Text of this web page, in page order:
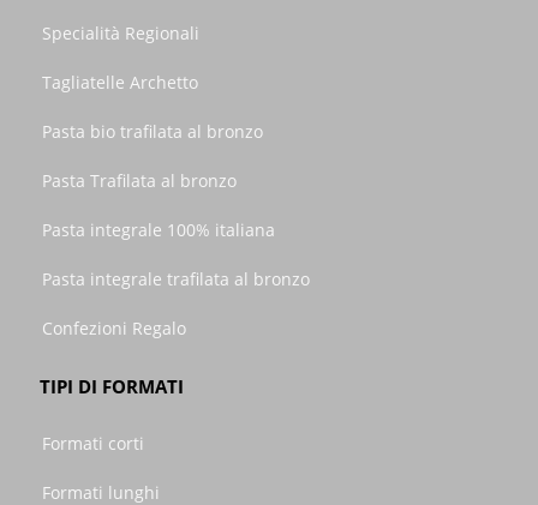
Specialità Regionali
Tagliatelle Archetto
Pasta bio trafilata al bronzo
Pasta Trafilata al bronzo
Pasta integrale 100% italiana
Pasta integrale trafilata al bronzo
Confezioni Regalo
TIPI DI FORMATI
Formati corti
Formati lunghi